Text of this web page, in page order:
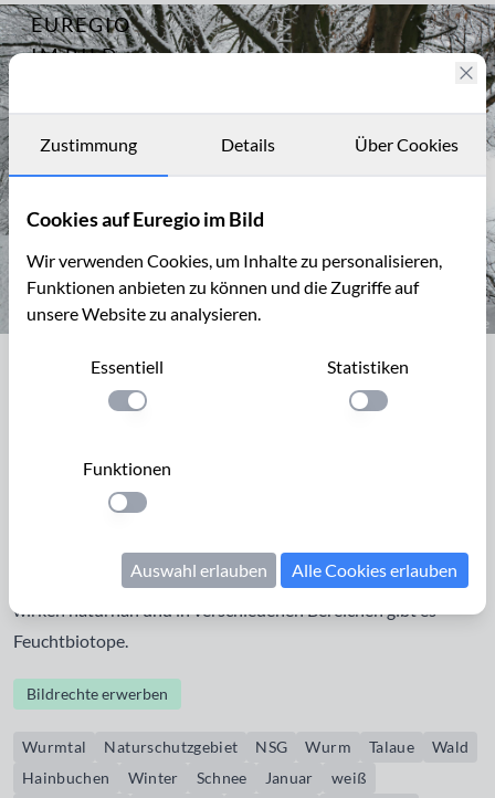
EUREGIO
IM BILD
Archiv
Kontakt
Archiv 4164
Hainbuchenreihe, Wurmtal bei
Klinkheide
mit einer Größe von 445 Hektar. Über weite Strecken fließt
die Wurm mit vielen Mäandern durch eine Talaue, die zum
Teil landwirtschaftlich genutzt wird. Die meisten Wälder
wirken naturnah und in verschiedenen Bereichen gibt es
Feuchtbiotope.
Bildrechte erwerben
Wurmtal Naturschutzgebiet NSG Wurm Talaue
Wald
Hainbuchen
Winter Schnee Januar
weiß
Zustimmung Details Über Cookies
Cookies auf Euregio im Bild
Wir verwenden Cookies, um Inhalte zu personalisieren,
Funktionen anbieten zu können und die Zugriffe auf
unsere Website zu analysieren.
Essentiell
Einstellung anwenden
Statistiken
Einstellung
Funktionen
Einstellung anwenden
Auswahl erlauben Alle Cookies erlauben